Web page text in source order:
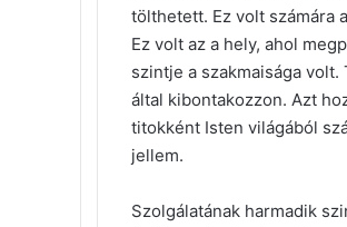
tölthetett. Ez volt számára
Ez volt az a hely, ahol
szintje a szakmaisága
által kibontakozzon. Azt
titokként Isten világából
jellem.
Szolgálatának harmadik